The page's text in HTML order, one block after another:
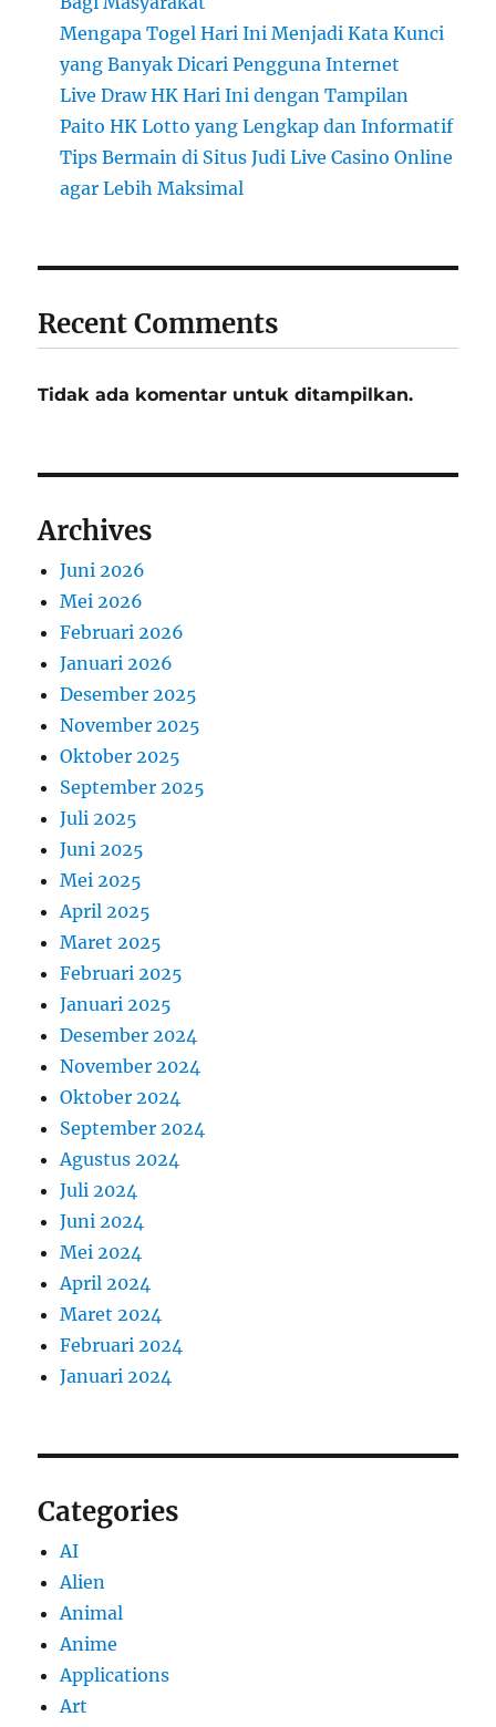
Mengapa Togel Hari Ini Menjadi Kata Kunci
yang Banyak Dicari Pengguna Internet
Live Draw HK Hari Ini dengan Tampilan
Paito HK Lotto yang Lengkap dan Informatif
Tips Bermain di Situs Judi Live Casino Online
agar Lebih Maksimal
Recent Comments
Tidak ada komentar untuk ditampilkan.
Archives
Juni 2026
Mei 2026
Februari 2026
Januari 2026
Desember 2025
November 2025
Oktober 2025
September 2025
Juli 2025
Juni 2025
Mei 2025
April 2025
Maret 2025
Februari 2025
Januari 2025
Desember 2024
November 2024
Oktober 2024
September 2024
Agustus 2024
Juli 2024
Juni 2024
Mei 2024
April 2024
Maret 2024
Februari 2024
Januari 2024
Categories
AI
Alien
Animal
Anime
Applications
Art